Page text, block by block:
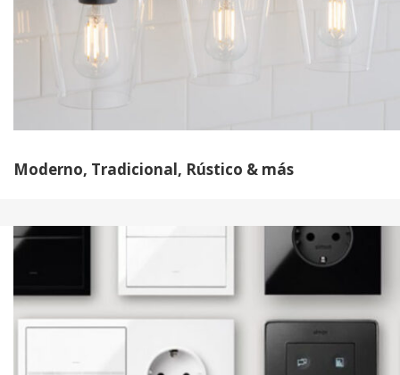
Moderno, Tradicional, Rústico & más